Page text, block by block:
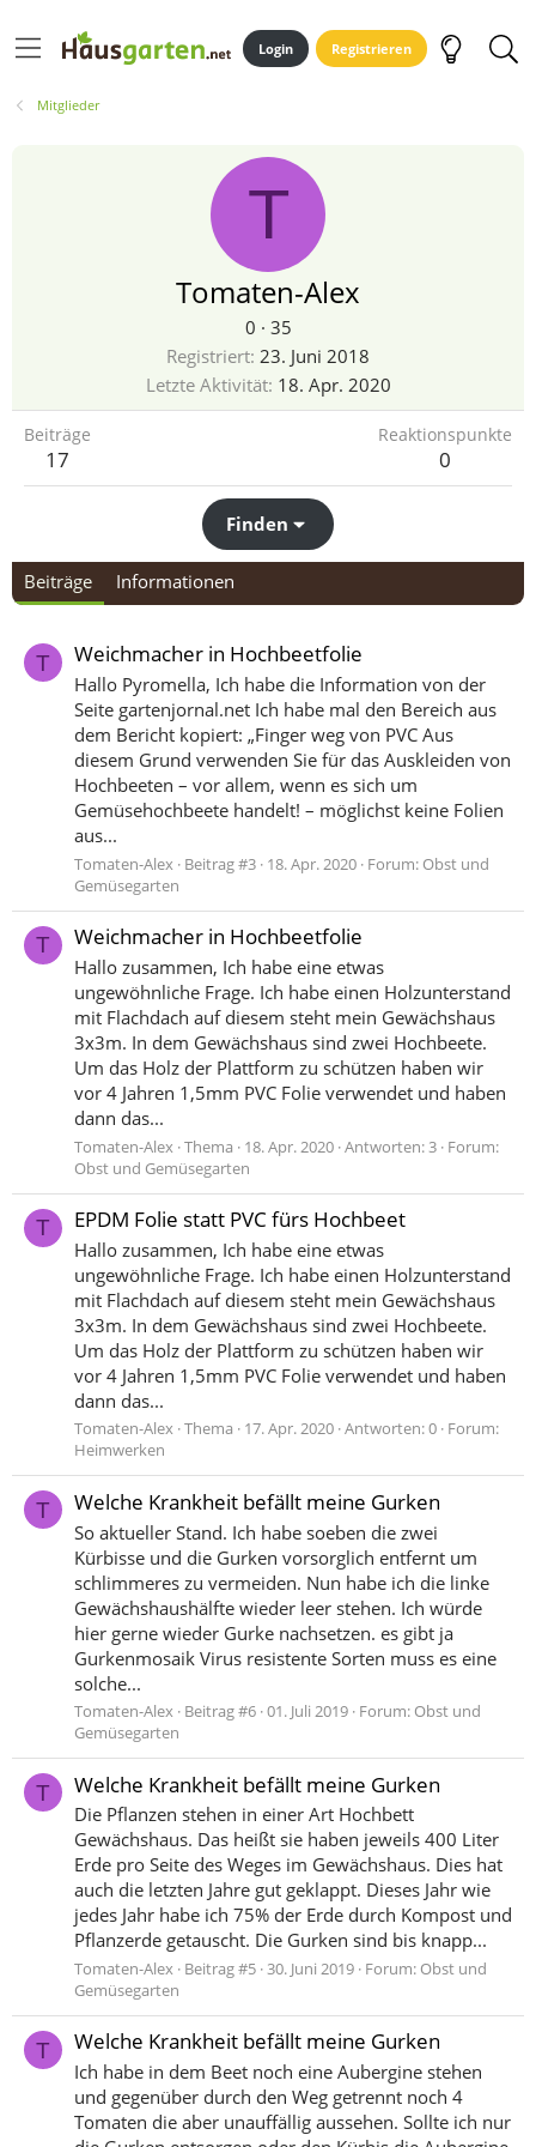
Login Registrieren
Mitglieder
T
Tomaten-Alex
0 · 35
Registriert 23. Juni 2018
Letzte Aktivität 18. Apr. 2020
Beiträge
17
Reaktionspunkte
0
Finden
Beiträge Informationen
T Weichmacher in Hochbeetfolie
Hallo Pyromella, Ich habe die Information von der
Seite gartenjornal.net Ich habe mal den Bereich aus
dem Bericht kopiert: „Finger weg von PVC Aus
diesem Grund verwenden Sie für das Auskleiden von
Hochbeeten – vor allem, wenn es sich um
Gemüsehochbeete handelt! – möglichst keine Folien
aus...
Tomaten-Alex Beitrag #3 18. Apr. 2020 Forum: Obst und
Gemüsegarten
T Weichmacher in Hochbeetfolie
Hallo zusammen, Ich habe eine etwas
ungewöhnliche Frage. Ich habe einen Holzunterstand
mit Flachdach auf diesem steht mein Gewächshaus
3x3m. In dem Gewächshaus sind zwei Hochbeete.
Um das Holz der Plattform zu schützen haben wir
vor 4 Jahren 1,5mm PVC Folie verwendet und haben
dann das...
Tomaten-Alex Thema 18. Apr. 2020 Antworten: 3 Forum:
Obst und Gemüsegarten
T EPDM Folie statt PVC fürs Hochbeet
Hallo zusammen, Ich habe eine etwas
ungewöhnliche Frage. Ich habe einen Holzunterstand
mit Flachdach auf diesem steht mein Gewächshaus
3x3m. In dem Gewächshaus sind zwei Hochbeete.
Um das Holz der Plattform zu schützen haben wir
vor 4 Jahren 1,5mm PVC Folie verwendet und haben
dann das...
Tomaten-Alex Thema 17. Apr. 2020 Antworten: 0 Forum:
Heimwerken
T Welche Krankheit befällt meine Gurken
So aktueller Stand. Ich habe soeben die zwei
Kürbisse und die Gurken vorsorglich entfernt um
schlimmeres zu vermeiden. Nun habe ich die linke
Gewächshaushälfte wieder leer stehen. Ich würde
hier gerne wieder Gurke nachsetzen. es gibt ja
Gurkenmosaik Virus resistente Sorten muss es eine
solche...
Tomaten-Alex Beitrag #6 01. Juli 2019 Forum: Obst und
Gemüsegarten
T Welche Krankheit befällt meine Gurken
Die Pflanzen stehen in einer Art Hochbett
Gewächshaus. Das heißt sie haben jeweils 400 Liter
Erde pro Seite des Weges im Gewächshaus. Dies hat
auch die letzten Jahre gut geklappt. Dieses Jahr wie
jedes Jahr habe ich 75% der Erde durch Kompost und
Pflanzerde getauscht. Die Gurken sind bis knapp...
Tomaten-Alex Beitrag #5 30. Juni 2019 Forum: Obst und
Gemüsegarten
T Welche Krankheit befällt meine Gurken
Ich habe in dem Beet noch eine Aubergine stehen
und gegenüber durch den Weg getrennt noch 4
Tomaten die aber unauffällig aussehen. Sollte ich nur